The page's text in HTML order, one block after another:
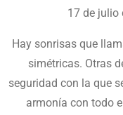
17 de julio
Hay sonrisas que
simétricas. Otras
seguridad con la que
armonía con todo